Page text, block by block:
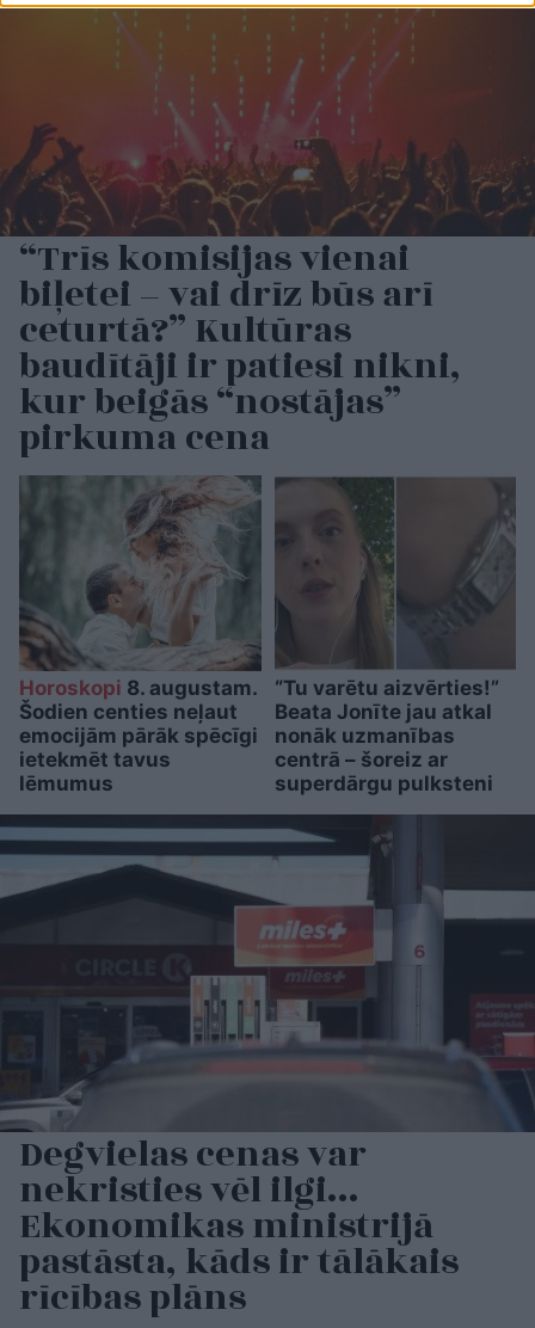
“Trīs komisijas vienai
biļetei – vai drīz būs arī
ceturtā?” Kultūras
baudītāji ir patiesi nikni,
kur beigās “nostājas”
pirkuma cena
Horoskopi 8. augustam.
Šodien centies neļaut
emocijām pārāk spēcīgi
ietekmēt tavus
lēmumus
“Tu varētu aizvērties!”
Beata Jonīte jau atkal
nonāk uzmanības
centrā – šoreiz ar
superdārgu pulksteni
Degvielas cenas var
nekristies vēl ilgi…
Ekonomikas ministrijā
pastāsta, kāds ir tālākais
rīcības plāns